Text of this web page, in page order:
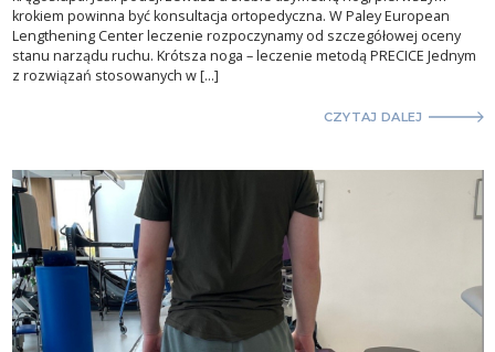
krokiem powinna być konsultacja ortopedyczna. W Paley European
Lengthening Center leczenie rozpoczynamy od szczegółowej oceny
stanu narządu ruchu. Krótsza noga – leczenie metodą PRECICE Jednym
z rozwiązań stosowanych w […]
CZYTAJ DALEJ